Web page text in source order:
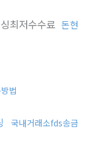
최저수수료 돈현
법
국내거래소fds송금